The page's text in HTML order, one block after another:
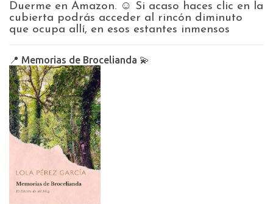
Duerme en Amazon. ☺️ Si acaso haces clic en la
cubierta podrás acceder al rincón diminuto
que ocupa allí, en esos estantes inmensos
📍 Memorias de Brocelianda 💫